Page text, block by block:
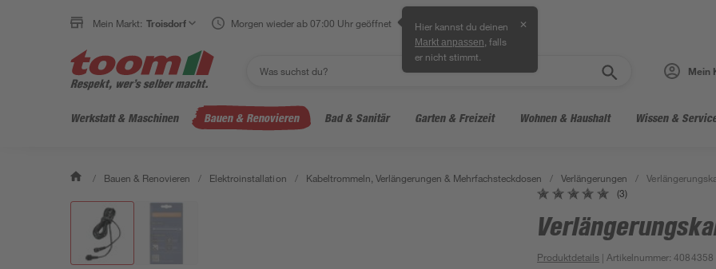
Mein Markt: Troisdorf Morgen wieder ab 07:00 Uhr geöffnet Hier kannst du deinen
Markt anpassen , falls
er nicht stimmt.
✕
Mein
Werkstatt & Maschinen Bauen & Renovieren Bad & Sanitär Garten & Freizeit Wohnen & Haushalt Wissen &
/ Bauen & Renovieren / Elektroinstallation / Kabeltrommeln, Verlängerungen & Mehrfachsteckdosen / Verlängerungen /
(3)
Produktdetails | Artikelnummer:4084358